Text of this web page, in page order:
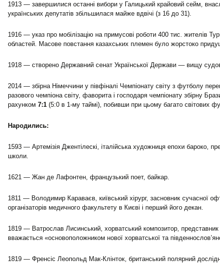
1913 — завершилися останні вибори у Галицький крайовий сейм,
українських депутатів збільшилася майже вдвічі (з 16 до 31).
1916 — указ про мобілізацію на примусові роботи 400 тис. жителів
областей. Масове повстання казахських племен було жорстоко
1918 — створено Державний сенат Української Держави — вищу
2014 — збірна Німеччини у півфіналі Чемпіонату світу з футболу
разового чемпіона світу, фаворита і господаря чемпіонату збірну
рахунком 7:1 (5:0 в 1-му таймі), побивши при цьому багато світових
Народились:
1593 — Артемізія Джентілескі, італійська художниця епохи бароко,
школи.
1621 — Жан де Лафонтен, французький поет, байкар.
1811 — Володимир Караваєв, київський хірург, засновник сучасної
організаторів медичного факультету в Києві і перший його декан.
1819 — Ватрослав Лисинський, хорватський композитор,
вважається «основоположником нової хорватської та
1819 — Френсіс Леопольд Мак-Клінток, британський полярний